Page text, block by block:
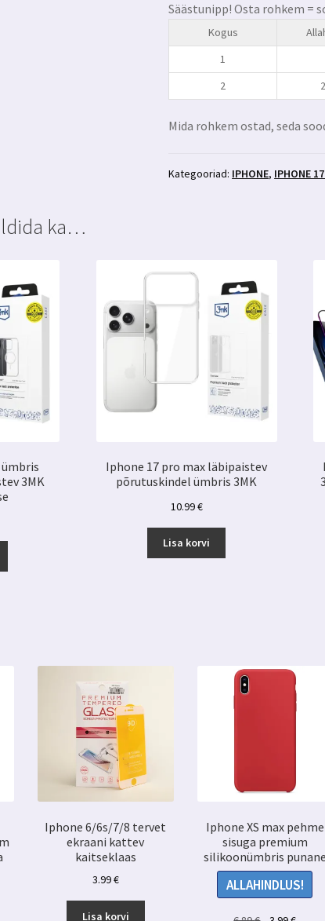
privaatsusfiltriga
kaitseklaas
Hardglass
Max
Säästunipp! Osta rohkem =
Kogus
1
2
Mida rohkem ostad, seda
Kategooriad: IPHONE, IPHONE
ka…
3MK
Iphone 17 pro max läbipaistev
põrutuskindel ümbris 3MK
10.99€
Lisa korvi
Iphone 6/6s/7/8 tervet
ekraani kattev
kaitseklaas
3.99€
Lisa korvi
Iphone XS max pehme
sisuga premium
silikoonümbris punane
ALLAHINDLUS!